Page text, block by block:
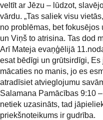
veltīt ar Jēzu – lūdzot,
vārdu. „Tas saliek visu
no problēmas, bet
un Viņš to atrisina. Tas dod
Arī Mateja evaņģēlijā
esat bēdīgi un grūtsirdīgi,
mācaties no manis, jo es
atradīsiet atvieglojumu
Salamana Pamācības 9:10
netiek uzasināts, tad
priekšnoteikums ir gudrība.